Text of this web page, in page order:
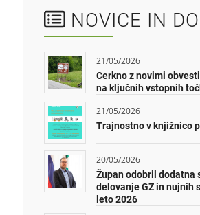
NOVICE IN
21/05/2026
Cerkno z novimi
na ključnih vstopnih
21/05/2026
Trajnostno v knjižnico
20/05/2026
Župan odobril dodatna
delovanje GZ in nujnih
leto 2026